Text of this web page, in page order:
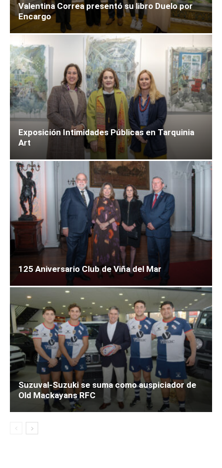
Valentina Correa presentó su libro Duelo por
Encargo
Exposición Intimidades Públicas en Tarquinia
Art
125 Aniversario Club de Viña del Mar
Suzuval-Suzuki se suma como auspiciador de
Old Mackayans RFC